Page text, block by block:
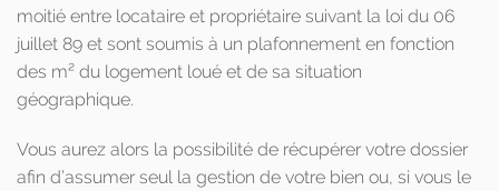
moitié entre locataire et propriétaire suivant la loi du 06
juillet 89 et sont soumis à un plafonnement en fonction
des m² du logement loué et de sa situation
géographique.
Vous aurez alors la possibilité de récupérer votre dossier
afin d’assumer seul la gestion de votre bien ou, si vous le